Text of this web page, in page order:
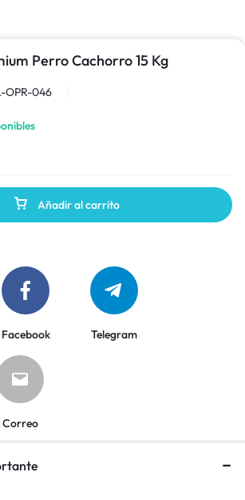
Perro Cachorro 15 Kg
OPR-046
Añadir al carrito
Facebook Telegram
Correo